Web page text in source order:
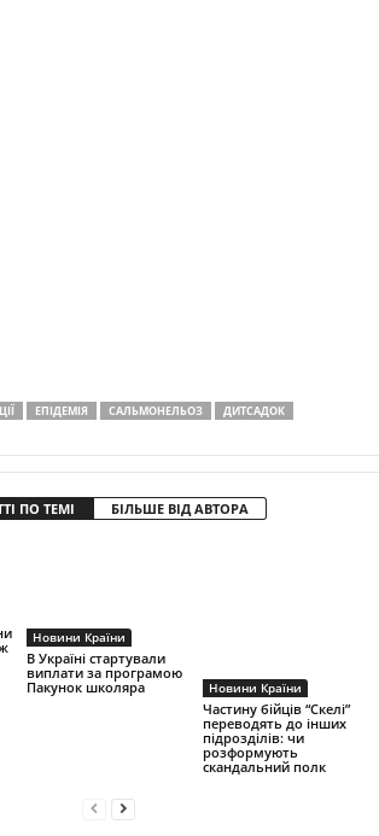
ЕПІДЕМІЯ САЛЬМОНЕЛЬОЗ
ДИТСАДОК
ПО ТЕМІ БІЛЬШЕ ВІД АВТОРА
Новини Країни
В Україні стартували
виплати за програмою
Пакунок школяра
Новини Країни
Частину бійців “Скелі”
переводять до інших
підрозділів: чи
розформують
скандальний полк